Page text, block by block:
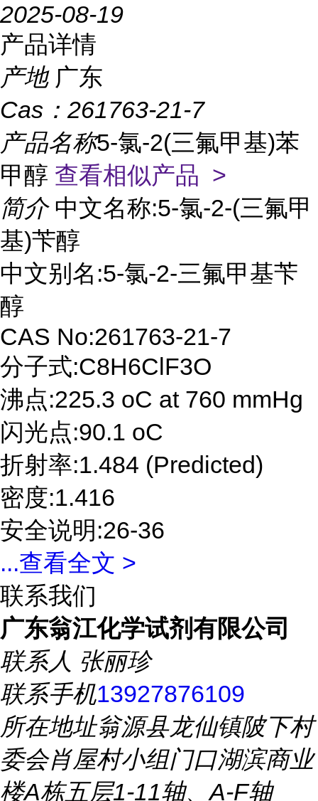
2025-08-19
产品详情
产地 广东
Cas： 261763-21-7
产品名称5-氯-2(三氟甲基)苯
甲醇 查看相似产品 >
简介 中文名称:5-氯-2-(三氟甲
基)苄醇
中文别名:5-氯-2-三氟甲基苄
醇
CAS No:261763-21-7
分子式:C8H6ClF3O
沸点:225.3 oC at 760 mmHg
闪光点:90.1 oC
折射率:1.484 (Predicted)
密度:1.416
安全说明:26-36
...查看全文 >
联系我们
广东翁江化学试剂有限公司
联系人 张丽珍
联系手机13927876109
所在地址翁源县龙仙镇陂下村
委会肖屋村小组门口湖滨商业
楼A栋五层1-11轴、A-F轴